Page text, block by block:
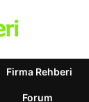
Firma Rehberi
Forum